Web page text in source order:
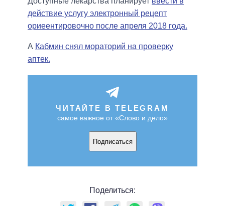
действие услугу электронный рецепт
ориеентировочно после апреля 2018 года.
А Кабмин снял мораторий на проверку
аптек.
ЧИТАЙТЕ В TELEGRAM
самое важное от «Слово и дело»
Подписаться
Поделиться: